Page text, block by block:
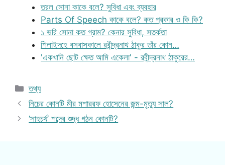
তরল সোনা কাকে বলে? সুবিধা এবং ব্যবহার
Parts Of Speech কাকে বলে? কত প্রকার ও কি কি?
১ ভরি সোনা কত গ্রাম? কেনার সুবিধা, সতর্কতা
শিলাইদহে বসবাসকালে রবীন্দ্রনাথ ঠাকুর তাঁর কোন…
'একখানি ছোট ক্ষেত আমি একেলা' - রবীন্দ্রনাথ ঠাকুরের…
Categories
তথ্য
নিচের কোনটি মীর মশাররফ হোসেনের জন্ম-মৃত্যু সাল?
‘সাহচর্য’ শব্দের শুদ্ধ গঠন কোনটি?